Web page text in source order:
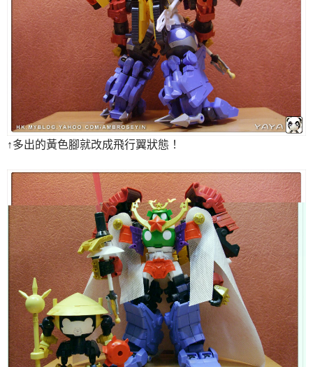
↑多出的黃色腳就改成飛行翼狀態！